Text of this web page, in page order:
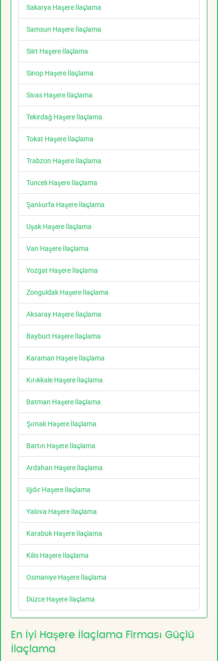
Sakarya Haşere İlaçlama
Samsun Haşere İlaçlama
Siirt Haşere İlaçlama
Sinop Haşere İlaçlama
Sivas Haşere İlaçlama
Tekirdağ Haşere İlaçlama
Tokat Haşere İlaçlama
Trabzon Haşere İlaçlama
Tunceli Haşere İlaçlama
Şanlıurfa Haşere İlaçlama
Uşak Haşere İlaçlama
Van Haşere İlaçlama
Yozgat Haşere İlaçlama
Zonguldak Haşere İlaçlama
Aksaray Haşere İlaçlama
Bayburt Haşere İlaçlama
Karaman Haşere İlaçlama
Kırıkkale Haşere İlaçlama
Batman Haşere İlaçlama
Şırnak Haşere İlaçlama
Bartın Haşere İlaçlama
Ardahan Haşere İlaçlama
Iğdır Haşere İlaçlama
Yalova Haşere İlaçlama
Karabük Haşere İlaçlama
Kilis Haşere İlaçlama
Osmaniye Haşere İlaçlama
Düzce Haşere İlaçlama
En İyi Haşere İlaçlama Firması Güçlü
İlaçlama